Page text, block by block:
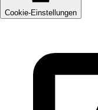
Cookie-Einstellungen